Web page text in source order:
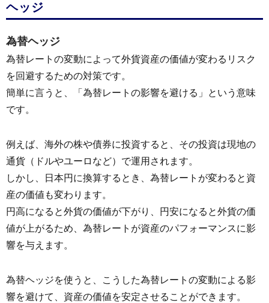
ヘッジ
為替ヘッジ
為替レートの変動によって外貨資産の価値が変わるリスク
を回避するための対策です。
簡単に言うと、「為替レートの影響を避ける」という意味
です。
例えば、海外の株や債券に投資すると、その投資は現地の
通貨（ドルやユーロなど）で運用されます。
しかし、日本円に換算するとき、為替レートが変わると資
産の価値も変わります。
円高になると外貨の価値が下がり、円安になると外貨の価
値が上がるため、為替レートが資産のパフォーマンスに影
響を与えます。
為替ヘッジを使うと、こうした為替レートの変動による影
響を避けて、資産の価値を安定させることができます。